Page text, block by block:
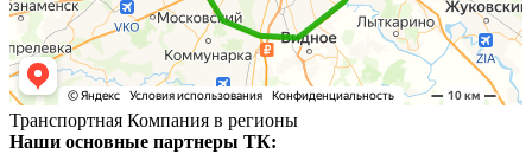
Транспортная Компания в регионы
Наши основные партнеры ТК: